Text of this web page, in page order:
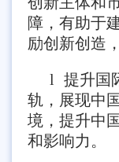
障，有助于
励创新创造
l 提升国
轨，展现中
境，提升中
和影响力。